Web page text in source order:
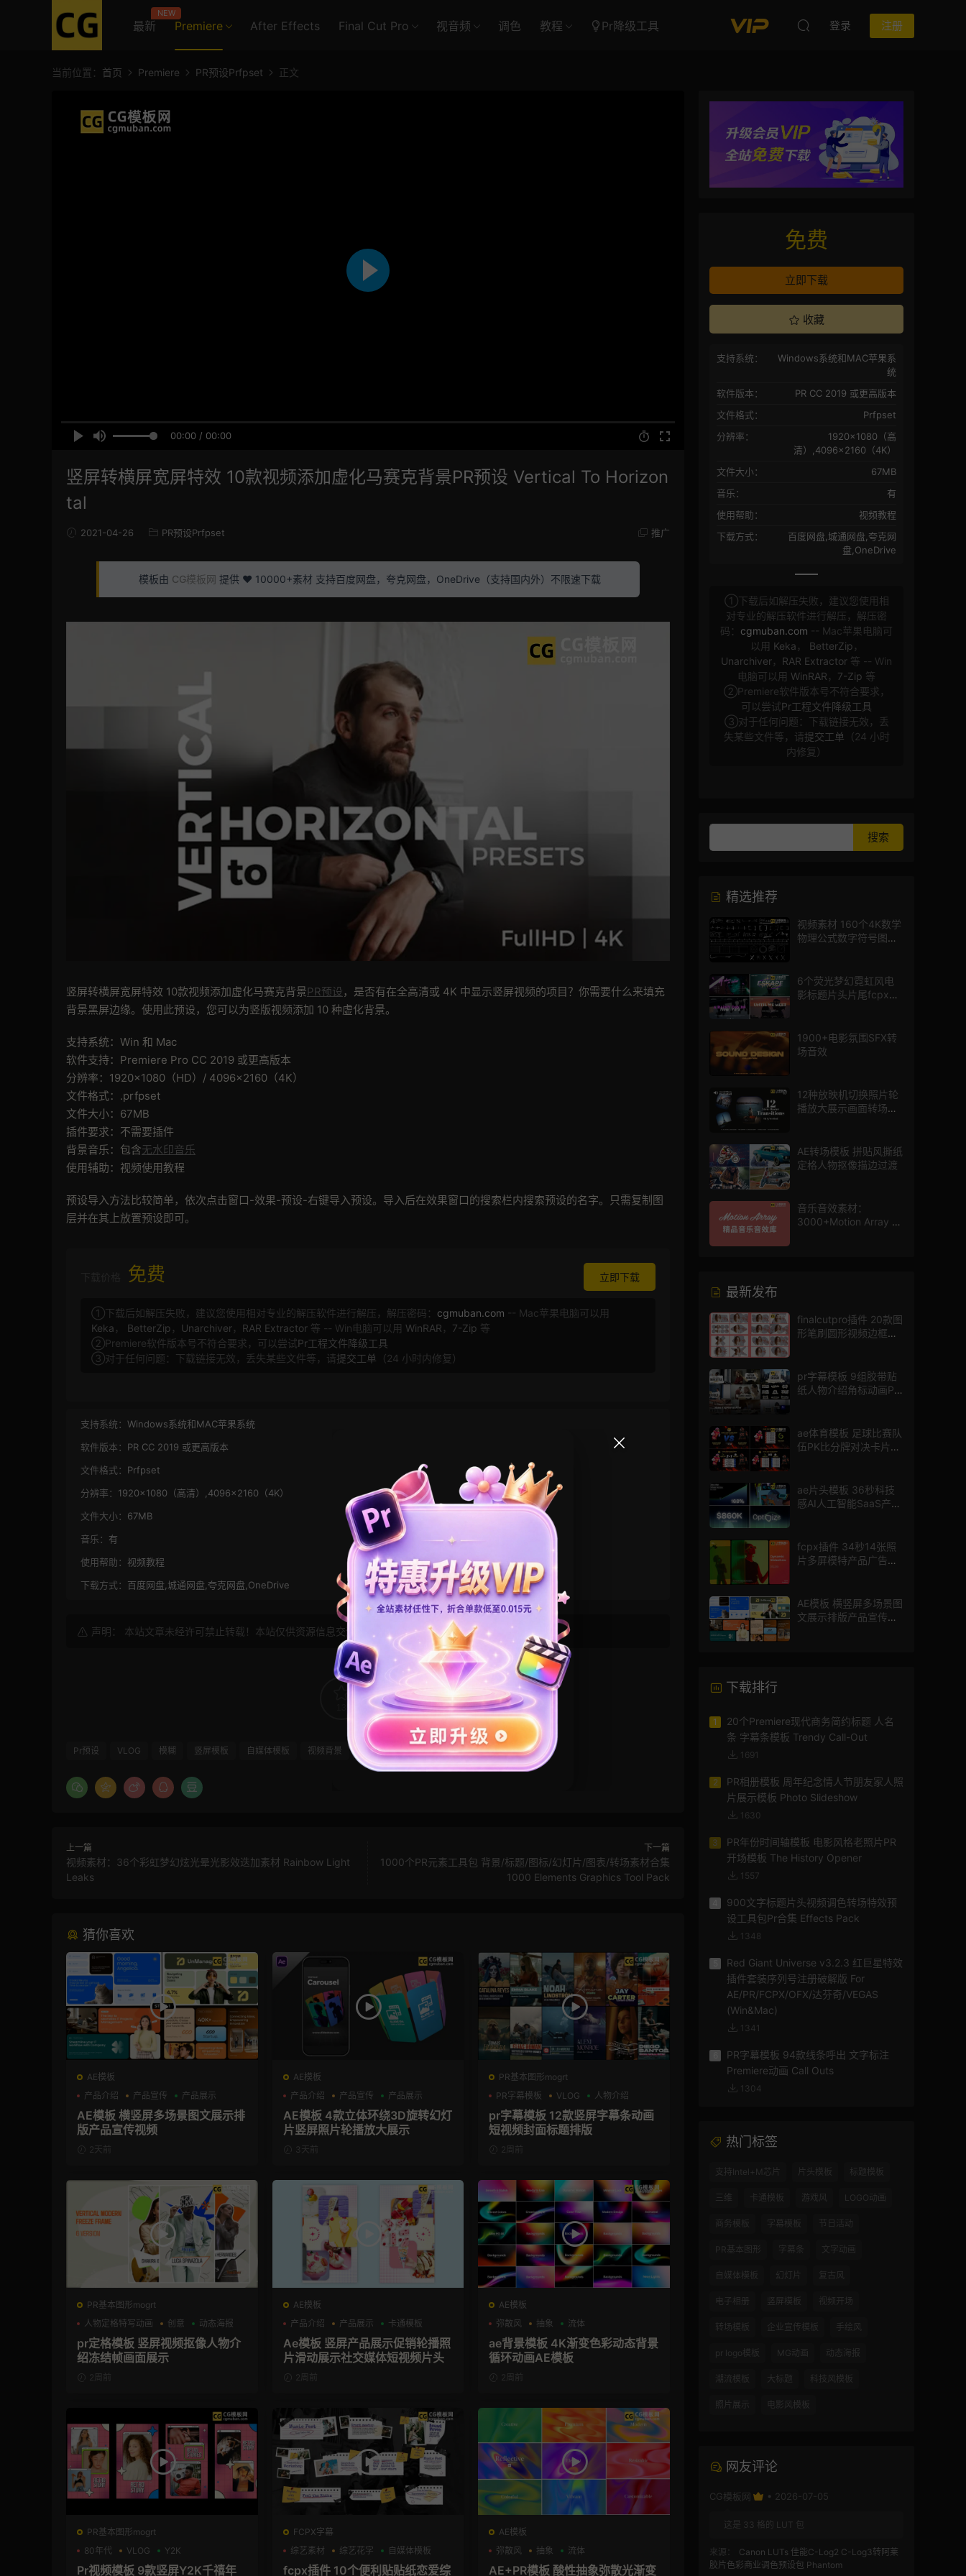
最新
NEW
Premiere After Effects Final Cut Pro 视音频 调色 教程 Pr降级工具 登录 注册
当前位置： 首页 Premiere PR预设Prfpset 正文
00:00 / 00:00
竖屏转横屏宽屏特效 10款视频添加虚化马赛克背景PR预设 Vertical To Horizon
tal
2021-04-26 PR预设Prfpset 推广
模板由 CG模板网 提供 ❤️ 10000+素材 支持百度网盘，夸克网盘，OneDrive（支持国内外）不限速下载
竖屏转横屏宽屏特效 10款视频添加虚化马赛克背景PR预设 ，是否有在全高清或 4K 中显示竖屏视频的项目？你需要什么来填充
背景黑屏边缘。使用此预设，您可以为竖版视频添加 10 种虚化背景。
支持系统：Win 和 Mac
软件支持：Premiere Pro CC 2019 或更高版本
分辨率：1920×1080（HD）/ 4096×2160（4K）
文件格式：.prfpset
文件大小：67MB
插件要求：不需要插件
背景音乐：包含无水印音乐
使用辅助：视频使用教程
预设导入方法比较简单，依次点击窗口-效果-预设-右键导入预设。导入后在效果窗口的搜索栏内搜索预设的名字。只需复制图
层并在其上放置预设即可。
免费 立即下载
①下载后如解压失败，建议您使用相对专业的解压软件进行解压，解压密码： cgmuban.com -- Mac苹果电脑可以用
Keka ， BetterZip ， Unarchiver， RAR Extractor 等 -- Win电脑可以用 WinRAR ， 7-Zip 等
②Premiere软件版本号不符合要求，可以尝试Pr工程文件降级工具
③对于任何问题：下载链接无效，丢失某些文件等，请提交工单 （24 小时内修复）
支持系统： Windows系统和MAC苹果系统
软件版本： PR CC 2019 或更高版本
文件格式： Prfpset
分辨率： 1920×1080（高清）,4096×2160（4K）
文件大小： 67MB
音乐： 有
使用帮助： 视频教程
下载方式： 百度网盘,城通网盘,夸克网盘,OneDrive
声明： 本站文章未经许可禁止转载！本站仅供资源信息交流学习， 版权说明点此了解！
0
Pr预设 VLOG 模糊 竖屏模板 自媒体模板 视频背景 马赛克
上一篇
视频素材：36个彩虹梦幻炫光晕光影效迭加素材 Rainbow Light
Leaks
下一篇
1000个PR元素工具包 背景/标题/图标/幻灯片/图表/转场素材合集
1000 Elements Graphics Tool Pack
猜你喜欢
AE模板
产品介绍
产品宣传 产品展示
AE模板 横竖屏多场景图文展示排
版产品宣传视频
2天前
AE模板
产品介绍
产品宣传 产品展示
AE模板 4款立体环绕3D旋转幻灯
片竖屏照片轮播放大展示
3天前
PR基本图形mogrt
PR字幕模板
VLOG 人物介绍
pr字幕模板 12款竖屏字幕条动画
短视频封面标题排版
2周前
PR基本图形mogrt
人物定格特写动画
创意 动态海报
pr定格模板 竖屏视频抠像人物介
绍冻结帧画面展示
2周前
AE模板
产品介绍
产品展示 卡通模板
Ae模板 竖屏产品展示促销轮播照
片滑动展示社交媒体短视频片头
2周前
AE模板
弥散风
抽象 流体
ae背景模板 4K渐变色彩动态背景
循环动画AE模板
2周前
PR基本图形mogrt
80年代
VLOG Y2K
Pr视频模板 9款竖屏Y2K千禧年
FCPX字幕
综艺素材
综艺花字 自媒体模板
fcpx插件 10个便利贴贴纸恋爱综
AE模板
弥散风
抽象 流体
AE+PR模板 酸性抽象弥散光渐变
免费
立即下载
收藏
支持系统：
Windows系统和MAC苹果系
统
软件版本：
PR CC 2019 或更高版本
文件格式：
Prfpset
分辨率：
1920×1080（高
清）,4096×2160（4K）
文件大小：
67MB
音乐：
有
使用帮助：
视频教程
下载方式：
百度网盘,城通网盘,夸克网
盘,OneDrive
①下载后如解压失败，建议您使用相
对专业的解压软件进行解压，解压密
码： cgmuban.com -- Mac苹果电脑可
以用 Keka ， BetterZip ，
Unarchiver， RAR Extractor 等 -- Win
电脑可以用 WinRAR ， 7-Zip 等
②Premiere软件版本号不符合要求，
可以尝试Pr工程文件降级工具
③对于任何问题：下载链接无效，丢
失某些文件等，请提交工单 （24 小时
内修复）
精选推荐
视频素材 160个4K数学
物理公式数字符号图标
6个荧光梦幻霓虹风电
影标题片头片尾fcpx插
1900+电影氛围SFX转
场音效
12种放映机切换照片轮
播放大展示画面转场动
AE转场模板 拼贴风撕纸
定格人物抠像描边过渡
音乐音效素材：
3000+Motion Array 影
最新发布
finalcutpro插件 20款图
形笔刷圆形视频边框遮
pr字幕模板 9组胶带贴
纸人物介绍角标动画PR
ae体育模板 足球比赛队
伍PK比分牌对决卡片球
ae片头模板 36秒科技
感AI人工智能SaaS产品
fcpx插件 34秒14张照
片多屏模特产品广告宣
AE模板 横竖屏多场景图
文展示排版产品宣传视
下载排行
1
20个Premiere现代商务简约标题 人名
条 字幕条模板 Trendy Call-Out
1691
2
PR相册模板 周年纪念情人节朋友家人照
片展示模板 Photo Slideshow
1630
3
PR年份时间轴模板 电影风格老照片PR
开场模板 The History Opener
1557
900文字标题片头视频调色转场特效预
设工具包Pr合集 Effects Pack
1348
Red Giant Universe v3.2.3 红巨星特效
插件套装序列号注册破解版 For
AE/PR/FCPX/OFX/达芬奇/VEGAS
(Win&Mac)
1341
PR字幕模板 94款线条呼出 文字标注
Premiere动画 Call Outs
1304
热门标签
支持Intel+M芯片 片头模板 标题模板
三维 卡通模板 游戏风 LOGO动画
商务模板 字幕模板 节日活动
PR基本图形 字幕条 文字动画
自媒体模板 幻灯片 复古风
电子相册 竖屏模板 视频开场
转场模板 企业宣传模板 手绘风
pr logo模板 MG动画 动态海报
潮流模板 大标题 科技风模板
照片展示 电影风模板
网友评论
CG模板网 • 2026-07-05
这是 33 格的 LUT 包
来源：
Canon LUTs 佳能C-Log2 C-Log3转阿莱
胶片色彩商业调色预设包 Phantom